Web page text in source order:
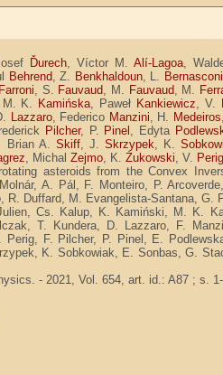
Ďurech, Víctor M.Alí-Lagoa,
Behrend, Z. Benkhaldoun, L. Bernasconi
Farroni, S. Fauvaud, M. Fauvaud, M.
K. Kamińska, Paweł Kankiewicz, V.
Lazzaro, Federico Manzini, H. Medeiros
Pilcher, P. Pinel , Edyta
Brian A. Skiff, J. Skrzypek, K.
, MichalZejmo, K.Żukowski, V.
asteroids from the Convex
A. Pál, F. Monteiro, P.
R. Duffard, M. Evangelista-Santana,
Cs. Kalup, K. Kamiński, M. K.
T. Kundera, D. Lazzaro, F.
Perig, F. Pilcher, P. Pinel, E.
K. Sobkowiak, E. Sonbas, G.
- 2021, Vol. 654, art. id.: A87 ; s.